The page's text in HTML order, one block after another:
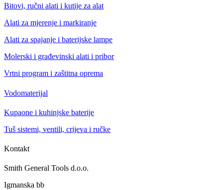
Bitovi, ručni alati i kutije za alat
Alati za mjerenje i markiranje
Alati za spajanje i baterijske lampe
Molerski i građevinski alati i pribor
Vrtni program i zaštitna oprema
Vodomaterijal
Kupaone i kuhinjske baterije
Tuš sistemi, ventili, crijeva i ručke
Kontakt
Smith General Tools d.o.o.
Igmanska bb